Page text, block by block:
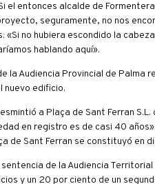
el entonces alcalde de
seguramente, no nos
«Si no hubiera escondido la
hablando aquí».
la Audiencia Provincial de Palma
nuevo edificio.
a Plaça de Sant Ferran
en registro es de casi 40
de Sant Ferran se constituyó en
de la Audiencia
y un 20 por ciento de un